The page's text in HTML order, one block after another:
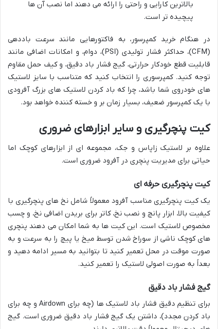
بالاترین کارایی و راحتی را ارائه می دهند اما نصب آن ها
پیچیده تر است.
در هنگام خرید کمپرسور، به فاکتورهایی مانند سرعت باددهی
(CFM)، حداکثر فشار تولیدی (PSI)، دوام، و امکانات اضافی مانند
قابلیت قطع خودکار حرارتی، گیج فشار باد دقیق، و کیف حمل مقاوم
توجه کنید. کمپرسوری را انتخاب کنید که متناسب با سایز لاستیک
های خودروی شما باشد، چرا که باد کردن لاستیک های بزرگ آفرودی
با یک کمپرسور ضعیف، بسیار زمان بر و خسته کننده خواهد بود.
کیت پنچرگیری و سایر ابزارهای ضروری
علاوه بر لاستیک زاپاس و جک، مجموعه ای از ابزارهای کوچک اما
حیاتی برای مدیریت پنچری در آفرود ضروری است.
کیت پنچرگیری حرفه ای
یک کیت پنچرگیری مناسب آفرود معمولاً شامل نخ های پنچرگیری با
کیفیت بالا، ابزار پانچ و نصب نخ، کاتر برای بریدن اضافی نخ، و چسب
مخصوص لاستیک است. این کیت ها به شما امکان می دهند پنچری
های کوچک ناشی از سوراخ شدن توسط میخ یا پیچ را به سرعت و به
صورت موقت در محل تعمیر کنید تا بتوانید به مسیر ادامه دهید و
بعداً به صورت اصولی لاستیک را تعمیر کنید.
گیج فشار باد دقیق
برای تنظیم دقیق فشار باد لاستیک ها (چه برای Airdown و چه برای
باد کردن مجدد)، داشتن یک گیج فشار باد دقیق ضروری است. گیج